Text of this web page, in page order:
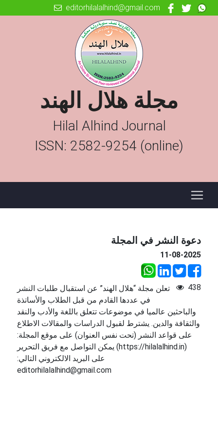
editorhilalalhind@gmail.com
مجلة هلال الهند
Hilal Alhind Journal
ISSN: 2582-9254 (online)
دعوة النشر في المجلة
11-08-2025
438
تعلن مجلة “هلال الهند” عن استقبال طلبات النشر
في عددها القادم من قبل الطلاب والأساتذة
والباحثين عالميا في موضوعات تتعلق باللغة والأدب والنقد
والثقافة والدين. يشترط لقبول الدراسات والمقالات الاطلاع
على قواعد النشر (تحت نفس العنوان) على موقع المجلة:
(https://hilalalhind.in) يمكن التواصل مع فريق التحرير
على البريد الالكتروني التالي:
editorhilalalhind@gmail.com